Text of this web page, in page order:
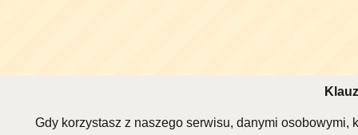
Gdy korzystasz z naszego serwisu, danymi osobowymi,